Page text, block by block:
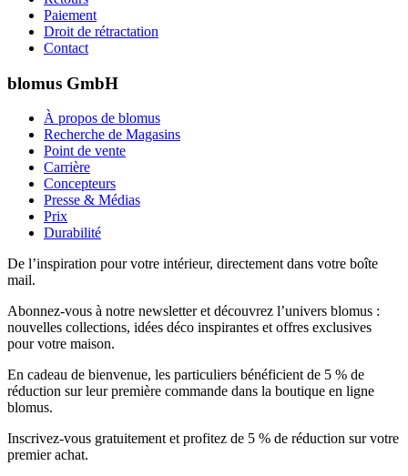
Paiement
Droit de rétractation
Contact
blomus GmbH
À propos de blomus
Recherche de Magasins
Point de vente
Carrière
Concepteurs
Presse & Médias
Prix
Durabilité
De l’inspiration pour votre intérieur, directement dans votre boîte
mail.
Abonnez-vous à notre newsletter et découvrez l’univers blomus :
nouvelles collections, idées déco inspirantes et offres exclusives
pour votre maison.
En cadeau de bienvenue, les particuliers bénéficient de 5 % de
réduction sur leur première commande dans la boutique en ligne
blomus.
Inscrivez-vous gratuitement et profitez de 5 % de réduction sur votre
premier achat.